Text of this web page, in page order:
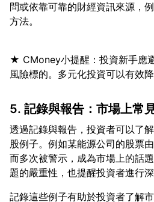
問或依靠可靠的財經資訊來源，
★ CMoney小提醒：投資新手應
5. 記錄與報告：市場上常
透過記錄與報告，投資者可以了
股例子。例如某能源公司的股票
而多次被警示，成為市場上的話
記錄這些例子有助於投資者了解